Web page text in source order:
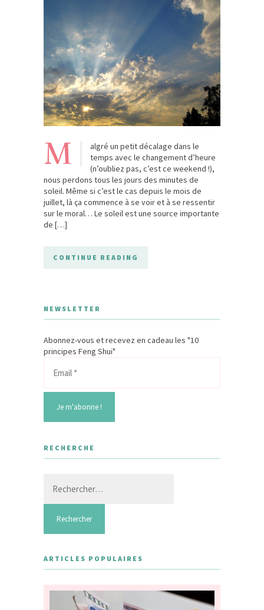
M
algré un petit décalage dans le
temps avec le changement d’heure
(n’oubliez pas, c’est ce weekend !),
nous perdons tous les jours des minutes de
soleil. Même si c’est le cas depuis le mois de
juillet, là ça commence à se voir et à se ressentir
sur le moral… Le soleil est une source importante
de […]
CONTINUE READING
NEWSLETTER
Abonnez-vous et recevez en cadeau les "10
principes Feng Shui"
RECHERCHE
ARTICLES POPULAIRES